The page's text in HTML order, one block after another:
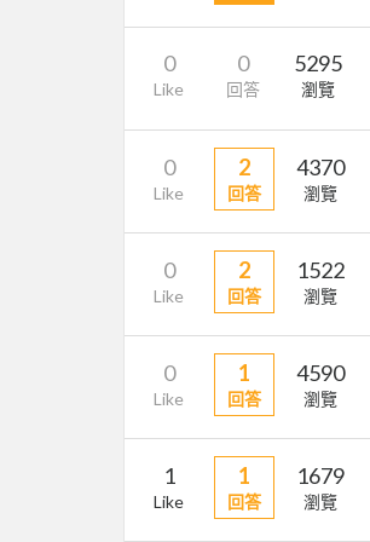
0
Like
0
回答
5295
瀏覽
0
Like
2
回答
4370
瀏覽
0
Like
2
回答
1522
瀏覽
0
Like
1
回答
4590
瀏覽
1
Like
1
回答
1679
瀏覽